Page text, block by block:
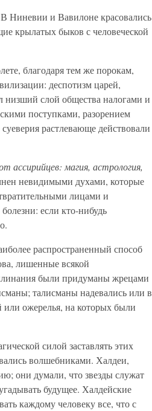
Ниневии и Вавилоне красовались
крылатых быков с человеческой
благодаря тем же порокам,
деспотизм царей,
низший слой общества налогами и
поступками, разорением
растлевающе действовали
ассирийцев: магия, астрология,
невидимыми духами, которые
лицами и
если кто-нибудь
распространенный способ
лишенные всякой
были придуманы жрецами
талисманы надевались или в
ожерелья, на которых были
силой заставлять этих
волшебниками. Халдеи,
они думали, что звезды служат
будущее. Халдейские
каждому человеку все, что с